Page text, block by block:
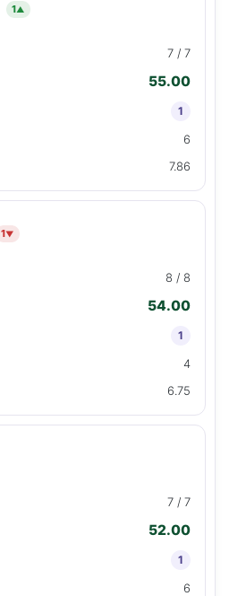
1▲
7 / 7
55.00
1
6
7.86
1▼
8 / 8
54.00
1
4
6.75
7 / 7
52.00
1
6